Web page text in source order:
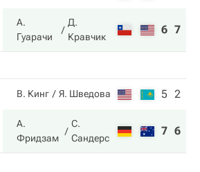
А.
Гуарачи
Д.
Кравчик
6 7
В. Кинг Я. Шведова 5 2
А.
Фридзам
С.
Сандерс
7 6